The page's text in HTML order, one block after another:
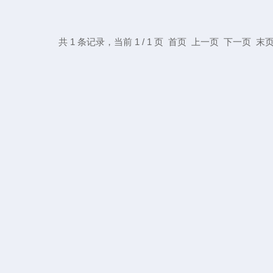
共 1 条记录，当前 1 / 1 页 首页 上一页 下一页 末